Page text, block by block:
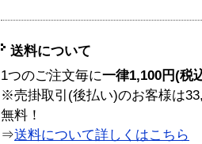
送料について
1つのご注文毎に一律1,100円(税
※売掛取引(後払い)のお客様は
無料！
⇒送料について詳しくはこちら